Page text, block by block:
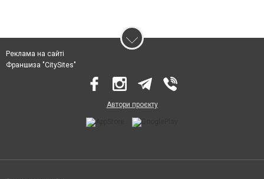
Реклама на сайті
Франшиза "CitySites"
Автори проєкту